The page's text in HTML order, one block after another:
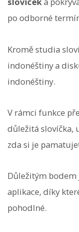
po odborné
Kromě studia
indonéštiny a
indonéštiny.
V rámci funkce
důležitá slovíčka,
zda si je
Důležitým
aplikace, díky
pohodlné.